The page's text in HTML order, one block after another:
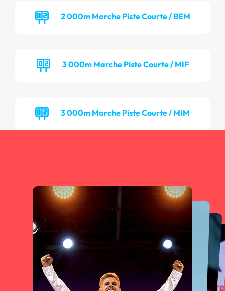
2 000m Marche Piste Courte / BEM
3 000m Marche Piste Courte / MIF
3 000m Marche Piste Courte / MIM